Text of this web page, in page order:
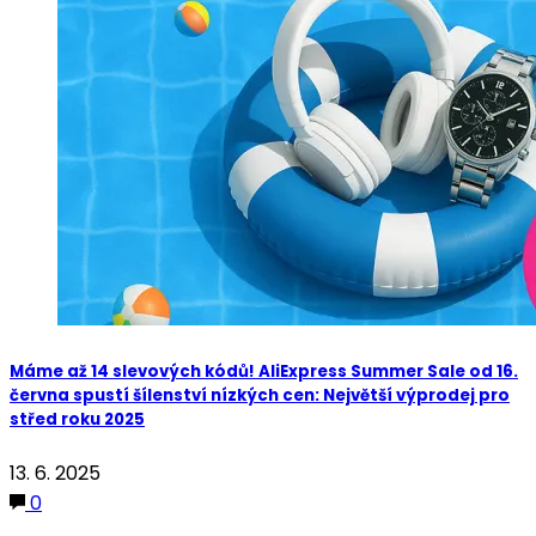
Máme až 14 slevových kódů! AliExpress Summer Sale od 16.
června spustí šílenství nízkých cen: Největší výprodej pro
střed roku 2025
13. 6. 2025
0